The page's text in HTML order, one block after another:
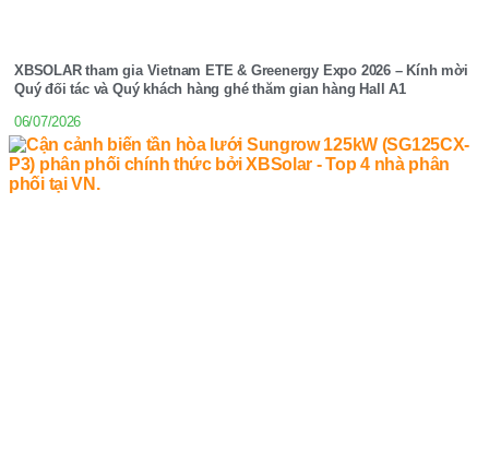
XBSOLAR tham gia Vietnam ETE & Greenergy Expo 2026 – Kính mời
Quý đối tác và Quý khách hàng ghé thăm gian hàng Hall A1
06/07/2026